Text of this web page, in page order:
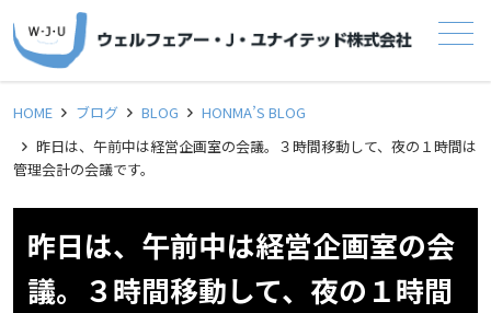
メニュー
HOME ブログ BLOG
HONMA’S BLOG
昨日は、午前中は経営企画室の会議。３時間移動して、夜の１時間は
管理会計の会議です。
昨日は、午前中は経営企画室の会
議。３時間移動して、夜の１時間